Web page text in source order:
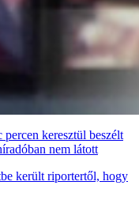
percen keresztül beszélt
nem látott
került riportertől, hogy